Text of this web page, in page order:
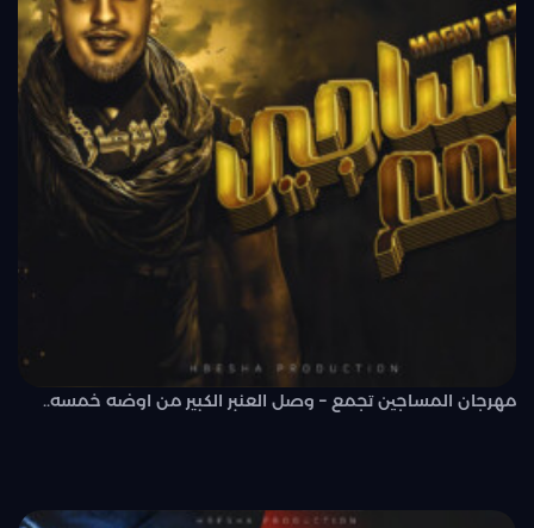
مهرجان المساجين تجمع – وصل العنبر الكبير من اوضه خمسه..